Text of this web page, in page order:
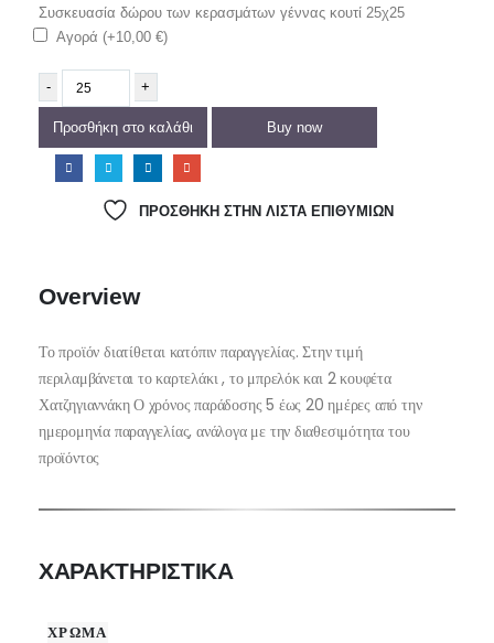
Συσκευασία δώρου των κερασμάτων γέννας κουτί 25χ25
Αγορά (+10,00 €)
- +
Προσθήκη στο καλάθι Buy now
ΠΡΌΣΘΉΚΗ ΣΤΗΝ ΛΊΣΤΑ ΕΠΙΘΥΜΙΏΝ
Overview
Το προϊόν διατίθεται κατόπιν παραγγελίας. Στην τιμή
περιλαμβάνεται το καρτελάκι , το μπρελόκ και 2 κουφέτα
Χατζηγιαννάκη Ο χρόνος παράδοσης 5 έως 20 ημέρες από την
ημερομηνία παραγγελίας, ανάλογα με την διαθεσιμότητα του
προϊόντος
ΧΑΡΑΚΤΗΡΙΣΤΙΚΑ
ΧΡΩΜΑ